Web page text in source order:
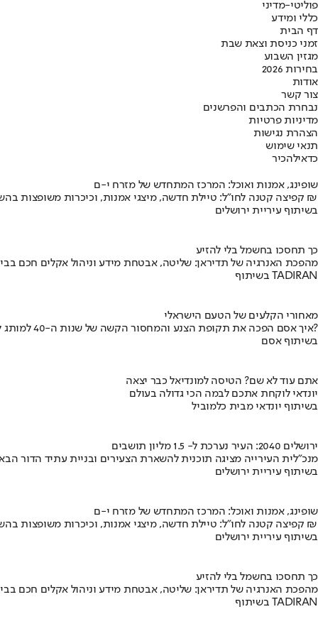
פוליטי-מדיני
כללי ומידע
דף הבית
זמני כניסת וצאת שבת
מגזין השבוע
בחירות 2026
אודות
צור קשר
נבחרת הכתבים והפרשנים
מדיניות פרטיות
הצהרת נגישות
תנאי שימוש
כדאילהכיר
שופינג, אמנות ואוכל: המרכז המתחדש של מזרח י-ם
קפיצה קטנה לחו"ל: טיילת חדשה, מיצגי אמנות, וכיכרות משופצות בהשקעה של 100 מיליון ₪
בשיתוף עיריית ירושלים
כך תחסכו בחשמל בלי להזיע
מהפכת האנרגיה של תדיראן: שליטה, אבטחת מידע וניהול אקלים חכם
בשיתוף TADIRAN
מאחורי הקלעים של הטעם הישראלי
איך אסם הפכה את תקופת הצנע והמחסור הקשה של שנות ה-40 למותג לאומי?
בשיתוף אסם
אתם עוד לא שם? הטיסה למונדיאל כבר יצאה
יונדאי לוקחת אתכם לבמה הכי גדולה בעולם
בשיתוף יונדאי מבית כלמוביל
ירושלים 2040: העיר נערכת ל- 1.5 מליון תושבים
מנכ"לית העירייה מציגה תוכנית להשארת הצעירים ובניית עתיד הדור
בשיתוף עיריית ירושלים
שופינג, אמנות ואוכל: המרכז המתחדש של מזרח י-ם
קפיצה קטנה לחו"ל: טיילת חדשה, מיצגי אמנות, וכיכרות משופצות בהשקעה של 100 מיליון ₪
בשיתוף עיריית ירושלים
כך תחסכו בחשמל בלי להזיע
מהפכת האנרגיה של תדיראן: שליטה, אבטחת מידע וניהול אקלים חכם
בשיתוף TADIRAN